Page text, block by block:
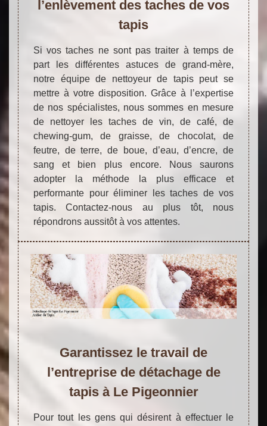
l’enlèvement des taches de vos
tapis
Si vos taches ne sont pas traiter à temps de
part les différentes astuces de grand-mère,
notre équipe de nettoyeur de tapis peut se
mettre à votre disposition. Grâce à l’expertise
de nos spécialistes, nous sommes en mesure
de nettoyer les taches de vin, de café, de
chewing-gum, de graisse, de chocolat, de
feutre, de terre, de boue, d’eau, d’encre, de
sang et bien plus encore. Nous saurons
adopter la méthode la plus efficace et
performante pour éliminer les taches de vos
tapis. Contactez-nous au plus tôt, nous
répondrons aussitôt à vos attentes.
Garantissez le travail de
l’entreprise de détachage de
tapis à Le Pigeonnier
Pour tout les gens qui désirent à effectuer le